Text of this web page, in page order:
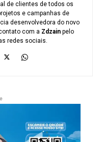
de clientes de todos os
e campanhas de
desenvolvedora do novo
com a Zdzain pelo
redes sociais.